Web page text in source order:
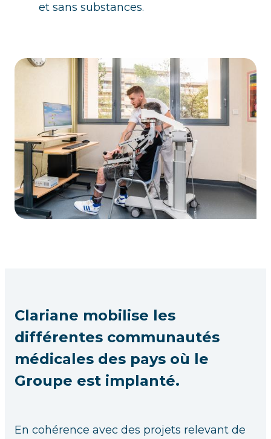
et sans substances.
Clariane mobilise les
différentes communautés
médicales des pays où le
Groupe est implanté.
En cohérence avec des projets relevant de